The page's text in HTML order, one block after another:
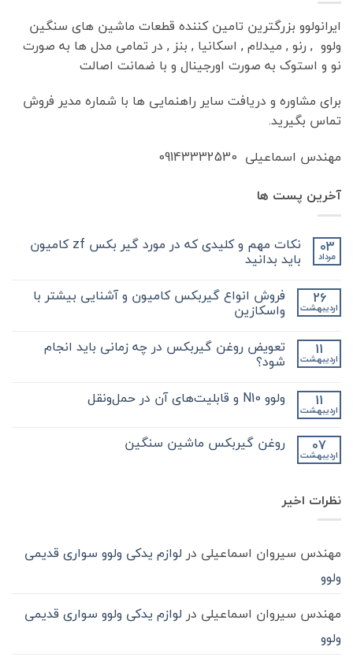
ایرانولوو بزرگترین تامین کننده قطعات ماشین های سنگین
ولوو , رنو , میدلام , اسکانیا , بنز , در تمامی مدل ها به صورت
نو و استوک به صورت اورجینال و با ضمانت اصالت
برای مشاوره و دریافت سایر راهنمایی ها با شماره مدیر فروش
تماس بگیرید.
مهندس اسماعیلی 09143332530
آخرین پست ها
03
مرداد
نکات مهم و کلیدی که در مورد گیر بکس zf کامیون
باید بدانید
دیدگاهی
نکات
مهم
کلیدی
در
مورد
بکس
کامیون
باید
نشده 26
اردیبهشت
فروش انواع گیربکس کامیون و آشنایی بیشتر با
واسکازین
برای
فروش
انواع
و
آشنایی
واسکازین
ثبت
نشده 11
اردیبهشت
تعویض روغن گیربکس در چه زمانی باید انجام
شود؟
برای
تعویض
چه
ثبت
نشده 11
اردیبهشت
ولوو N10 و قابلیت‌های آن در حمل‌ونقل
ولوو
N10
حمل‌ونقل
نشده 07
اردیبهشت
روغن گیربکس ماشین سنگین
گیربکس
ماشیننظرات اخیر
مهندس سیروان اسماعیلی در لوازم یدکی ولوو سواری قدیمی
ولوو
مهندس سیروان اسماعیلی در لوازم یدکی ولوو سواری قدیمی
ولوو